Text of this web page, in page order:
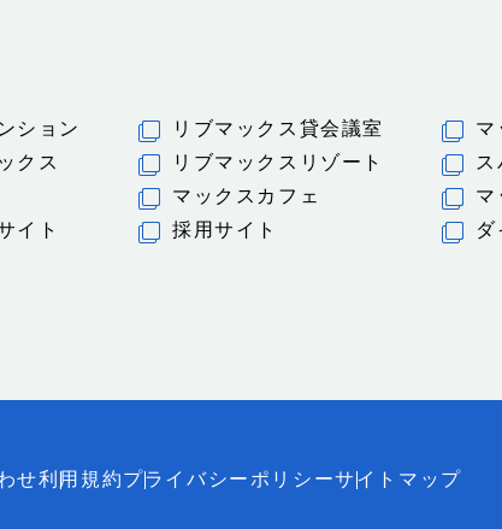
ション リブマックス貸会議室
マ
クス リブマックスリゾート
マックスカフェ
マ
イト 採用サイト
せ利用規約プライバシーポリシーサイトマップ